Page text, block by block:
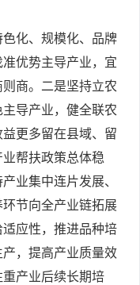
化、规模化、品牌
优势主导产业，宜
商。二是坚持立农
导产业，健全联农
更多留在县域、留
帮扶政策总体稳
业集中连片发展、
节向全产业链拓展
应性，推进品种培
，提高产业质量效
产业后续长期培